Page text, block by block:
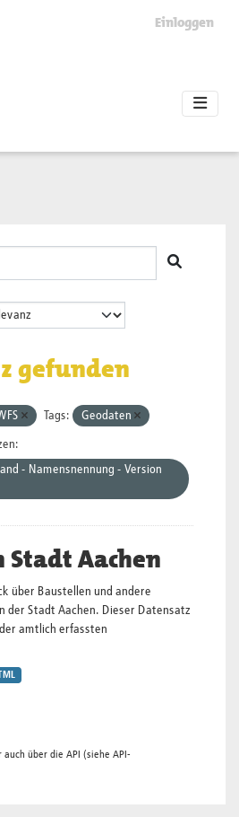
Einloggen
gefunden
Tags: Geodaten
- Namensnennung - Version
Stadt Aachen
über Baustellen und andere
der Stadt Aachen. Dieser Datensatz
amtlich erfassten
auch über die API (siehe API-